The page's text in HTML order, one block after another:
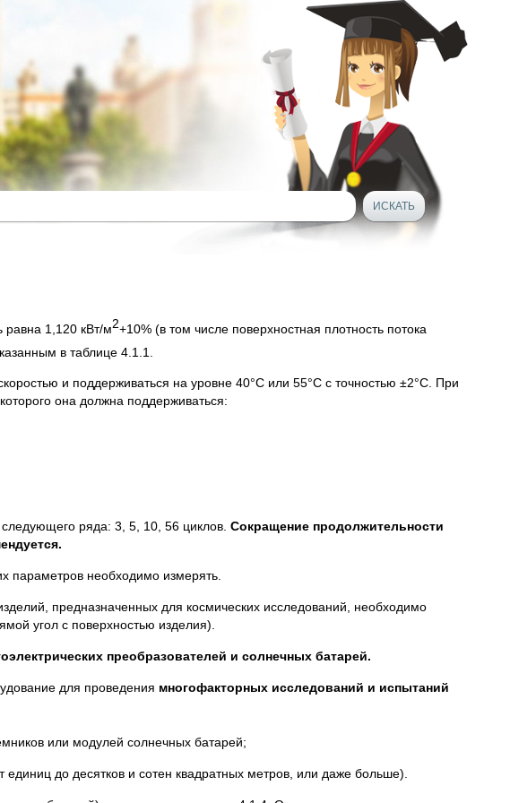
равна 1,120 кВт/м2+10% (в том числе поверхностная плотность потока
в таблице 4.1.1.
и поддерживаться на уровне 40°С или 55°С с точностью ±2°С. При
она должна поддерживаться:
ряда: 3, 5, 10, 56 циклов. Сокращение продолжительности
параметров необходимо измерять.
предназначенных для космических исследований, необходимо
угол с поверхностью изделия).
преобразователей и солнечных батарей.
для проведения многофакторных исследований и испытаний
или модулей солнечных батарей;
до десятков и сотен квадратных метров, или даже больше).